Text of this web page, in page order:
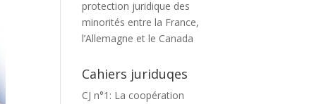
protection juridique des
minorités entre la France,
l’Allemagne et le Canada
Cahiers juriduqes
CJ n°1: La coopération